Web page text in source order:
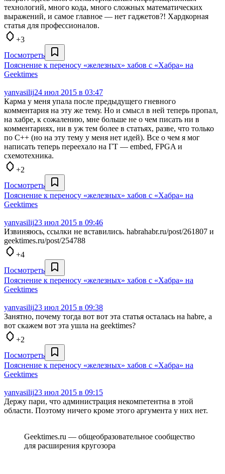
технологий, много кода, много сложных математических
выражений, и самое главное — нет гаджетов?! Хардкорная
статья для профессионалов.
+3
Посмотреть
Пояснение к переносу «железных» хабов с «Хабра» на
Geektimes
yanvasilij24 июл 2015 в 03:47
Карма у меня упала после предыдущего гневного
комментария на эту же тему. Но и смысл в ней теперь пропал,
на хабре, к сожалению, мне больше не о чем писать ни в
комментариях, ни в уж тем более в статьях, разве, что только
по C++ (но на эту тему у меня нет идей). Все о чем я мог
написать теперь переехало на ГТ — embed, FPGA и
схемотехника.
+2
Посмотреть
Пояснение к переносу «железных» хабов с «Хабра» на
Geektimes
yanvasilij23 июл 2015 в 09:46
Извиняюсь, ссылки не вставились. habrahabr.ru/post/261807 и
geektimes.ru/post/254788
+4
Посмотреть
Пояснение к переносу «железных» хабов с «Хабра» на
Geektimes
yanvasilij23 июл 2015 в 09:38
Занятно, почему тогда вот вот эта статья осталась на habrе, а
вот скажем вот эта ушла на geektimes?
+2
Посмотреть
Пояснение к переносу «железных» хабов с «Хабра» на
Geektimes
yanvasilij23 июл 2015 в 09:15
Держу пари, что администрация некомпетентна в этой
области. Поэтому ничего кроме этого аргумента у них нет.
Geektimes.ru — общеобразовательное сообщество
для расширения кругозора